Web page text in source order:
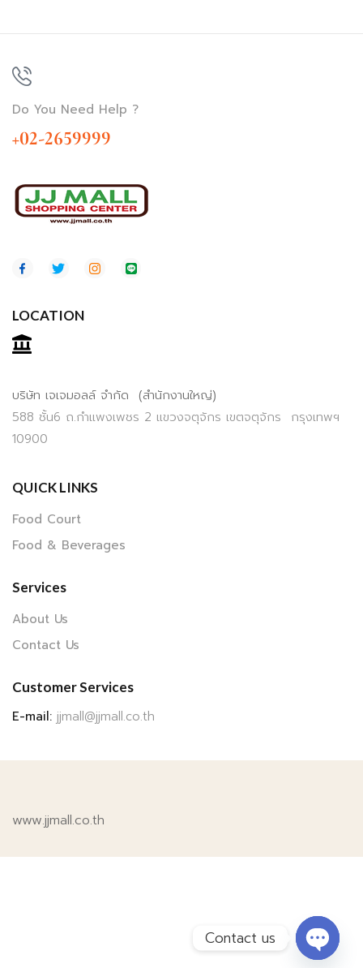
Do You Need Help ?
+02-2659999
LOCATION
บริษัท เจเจมอลล์ จำกัด (สำนักงานใหญ่)
588 ชั้น6 ถ.กำแพงเพชร 2 แขวงจตุจักร เขตจตุจักร กรุงเทพฯ
10900
QUICK LINKS
Food Court
Food & Beverages
Services
About Us
Contact Us
Customer Services
E-mail: jjmall@jjmall.co.th
www.jjmall.co.th
Contact us